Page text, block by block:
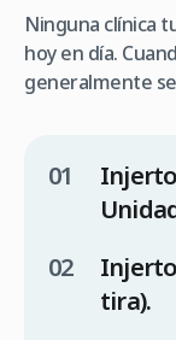
Ninguna clínica
hoy en día.
generalmente
Injerto
tira).